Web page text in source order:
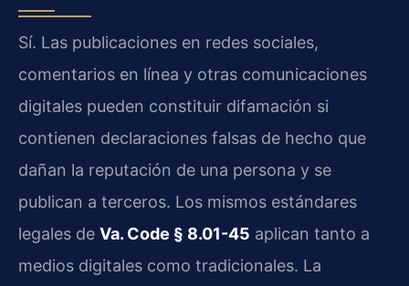
Sí. Las publicaciones en redes sociales,
comentarios en línea y otras comunicaciones
digitales pueden constituir difamación si
contienen declaraciones falsas de hecho que
dañan la reputación de una persona y se
publican a terceros. Los mismos estándares
legales de Va. Code § 8.01-45 aplican tanto a
medios digitales como tradicionales. La